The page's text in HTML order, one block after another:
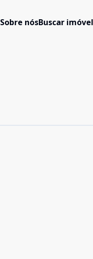
Sobre nósBuscar imóvel